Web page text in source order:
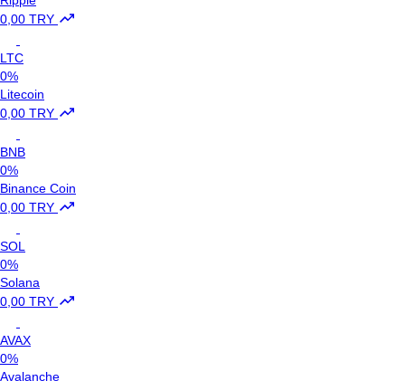
0,00 TRY
LTC
0%
Litecoin
0,00 TRY
BNB
0%
Binance Coin
0,00 TRY
SOL
0%
Solana
0,00 TRY
AVAX
0%
Avalanche